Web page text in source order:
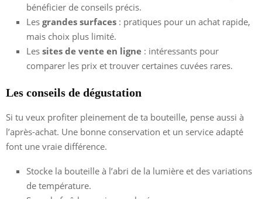
bénéficier de conseils précis.
Les grandes surfaces : pratiques pour un achat rapide,
mais choix plus limité.
Les sites de vente en ligne : intéressants pour
comparer les prix et trouver certaines cuvées rares.
Les conseils de dégustation
Si tu veux profiter pleinement de ta bouteille, pense aussi à
l’après-achat. Une bonne conservation et un service adapté
font une vraie différence.
Stocke la bouteille à l’abri de la lumière et des variations
de température.